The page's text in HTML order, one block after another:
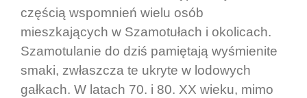
częścią wspomnień wielu osób
mieszkających w Szamotułach i okolicach.
Szamotulanie do dziś pamiętają wyśmienite
smaki, zwłaszcza te ukryte w lodowych
gałkach. W latach 70. i 80. XX wieku, mimo